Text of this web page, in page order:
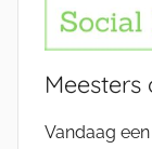
Meesters
Vandaag